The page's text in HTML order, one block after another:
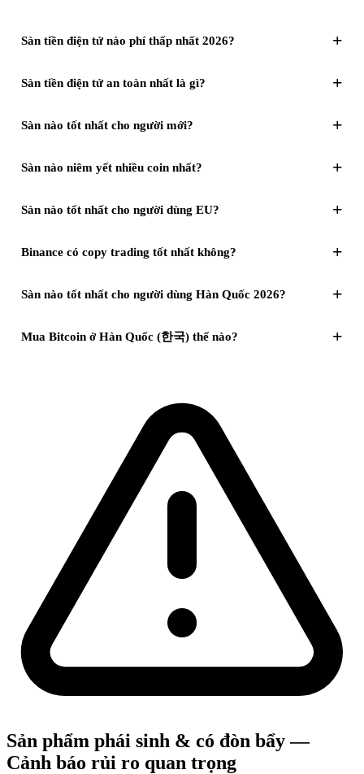
Sàn tiền điện tử nào phí thấp nhất 2026? +
Sàn tiền điện tử an toàn nhất là gì? +
Sàn nào tốt nhất cho người mới? +
Sàn nào niêm yết nhiều coin nhất? +
Sàn nào tốt nhất cho người dùng EU? +
Binance có copy trading tốt nhất không? +
Sàn nào tốt nhất cho người dùng Hàn Quốc 2026? +
Mua Bitcoin ở Hàn Quốc (한국) thế nào? +
Sản phẩm phái sinh & có đòn bẩy —
Cảnh báo rủi ro quan trọng